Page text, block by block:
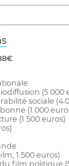
(5 000
sociale
(1.000
(1 500 euros)
1.500 euros)
film politique